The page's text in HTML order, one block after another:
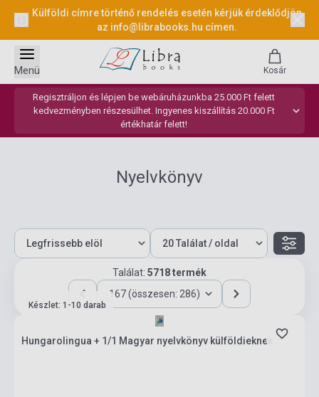
Külföldi címre történő rendelés esetén kérjük érdeklődjön
az info@librabooks.hu címen.
Regisztráljon és lépjen be webáruházunkba 25.000 Ft felett
kedvezményben részesülhet. Ingyenes kiszállítás 20.000 Ft
értékhatár felett!
Menü Kosár
Nyelvkönyv
Találat: 5718 termék
167 (összesen: 286)
Készlet: 1-10 darab
Hungarolingua + 1/1 Magyar nyelvkönyv külföldieknek